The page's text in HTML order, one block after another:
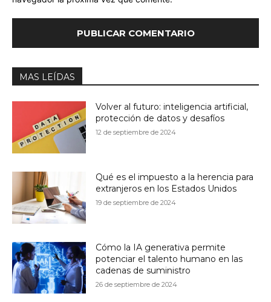
MAS LEÍDAS
Volver al futuro: inteligencia artificial,
protección de datos y desafíos
12 de septiembre de 2024
Qué es el impuesto a la herencia para
extranjeros en los Estados Unidos
19 de septiembre de 2024
Cómo la IA generativa permite
potenciar el talento humano en las
cadenas de suministro
26 de septiembre de 2024